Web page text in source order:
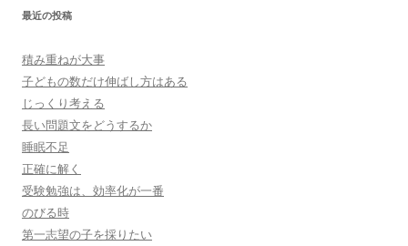
最近の投稿
積み重ねが大事
子どもの数だけ伸ばし方はある
じっくり考える
長い問題文をどうするか
睡眠不足
正確に解く
受験勉強は、効率化が一番
のびる時
第一志望の子を採りたい